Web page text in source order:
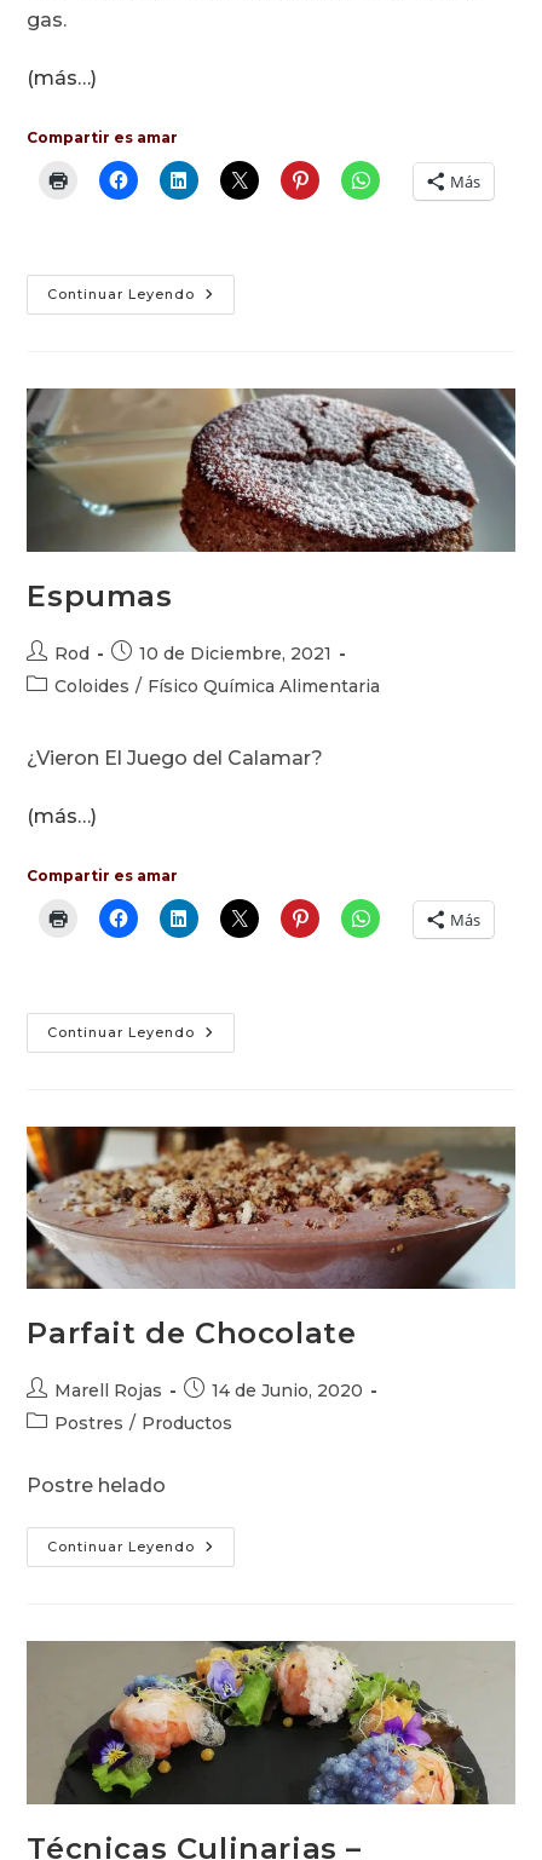
gas.
(más…)
Compartir es amar
Más
Continuar Leyendo Espumas
Sólidas
Espumas
Autor
de
Rod
Publicación
10 de Diciembre, 2021
Categoría
entrada:
Coloides / Físico Química Alimentaria
¿Vieron El Juego del Calamar?
(más…)
Compartir es amar
Más
Continuar Leyendo Espumas
Parfait de Chocolate
Autor
de
Marell Rojas
Publicación
14 de Junio, 2020
Categoría
entrada:
Postres / Productos
Postre helado
Continuar Leyendo Parfait
De
Técnicas Culinarias –